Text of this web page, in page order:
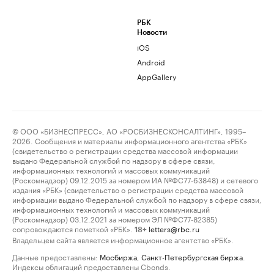
РБК
Новости
iOS
Android
AppGallery
© ООО «БИЗНЕСПРЕСС», АО «РОСБИЗНЕСКОНСАЛТИНГ», 1995–
2026. Сообщения и материалы информационного агентства «РБК»
(свидетельство о регистрации средства массовой информации
выдано Федеральной службой по надзору в сфере связи,
информационных технологий и массовых коммуникаций
(Роскомнадзор) 09.12.2015 за номером ИА №ФС77-63848) и сетевого
издания «РБК» (свидетельство о регистрации средства массовой
информации выдано Федеральной службой по надзору в сфере связи,
информационных технологий и массовых коммуникаций
(Роскомнадзор) 03.12.2021 за номером ЭЛ №ФС77-82385)
сопровождаются пометкой «РБК».
18+ letters@rbc.ru
Владельцем сайта является информационное агентство «РБК».
Данные предоставлены: Мосбиржа Санкт-Петербургская биржа
Индексы облигаций предоставлены Cbonds.